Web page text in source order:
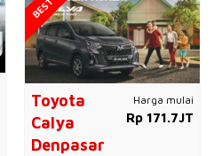
Toyota
Calya
Denpasar
Harga mulai
Rp 171.7JT